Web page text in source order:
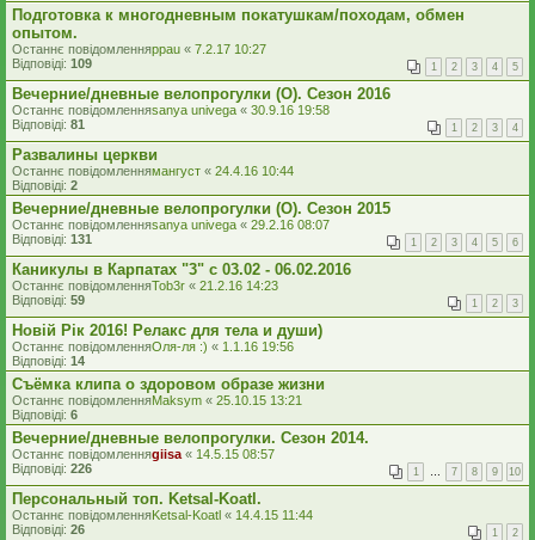
Подготовка к многодневным покатушкам/походам, обмен
опытом.
Останнє повідомленняppau « 7.2.17 10:27
Відповіді: 109 1 2 3 4 5
Вечерние/дневные велопрогулки (О). Сезон 2016
Останнє повідомленняsanya univega « 30.9.16 19:58
Відповіді: 81 1 2 3 4
Развалины церкви
Останнє повідомленнямангуст « 24.4.16 10:44
Відповіді: 2
Вечерние/дневные велопрогулки (О). Сезон 2015
Останнє повідомленняsanya univega « 29.2.16 08:07
Відповіді: 131 1 2 3 4 5 6
Каникулы в Карпатах "3" с 03.02 - 06.02.2016
Останнє повідомленняTob3r « 21.2.16 14:23
Відповіді: 59 1 2 3
Новій Рік 2016! Релакс для тела и души)
Останнє повідомленняОля-ля :) « 1.1.16 19:56
Відповіді: 14
Съёмка клипа о здоровом образе жизни
Останнє повідомленняMaksym « 25.10.15 13:21
Відповіді: 6
Вечерние/дневные велопрогулки. Сезон 2014.
Останнє повідомленняgiisa « 14.5.15 08:57
Відповіді: 226 1 … 7 8 9 10
Персональный топ. Ketsal-Koatl.
Останнє повідомленняKetsal-Koatl « 14.4.15 11:44
Відповіді: 26 1 2